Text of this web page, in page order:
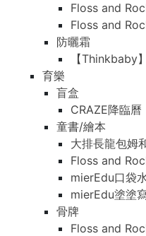
Floss and
Floss and
防曬霜
【Thinkbaby
育樂
盲盒
CRAZE降臨曆
童書/繪本
大排長龍包姆
Floss and
mierEdu口袋
mierEdu塗塗
骨牌
Floss and